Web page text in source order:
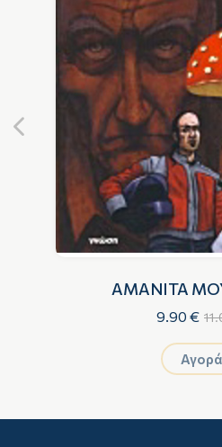
ΑΜΑΝΙΤΑ
9.90 €
Αγορά